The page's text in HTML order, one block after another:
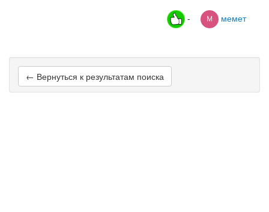
- мемет
← Вернуться к результатам поиска